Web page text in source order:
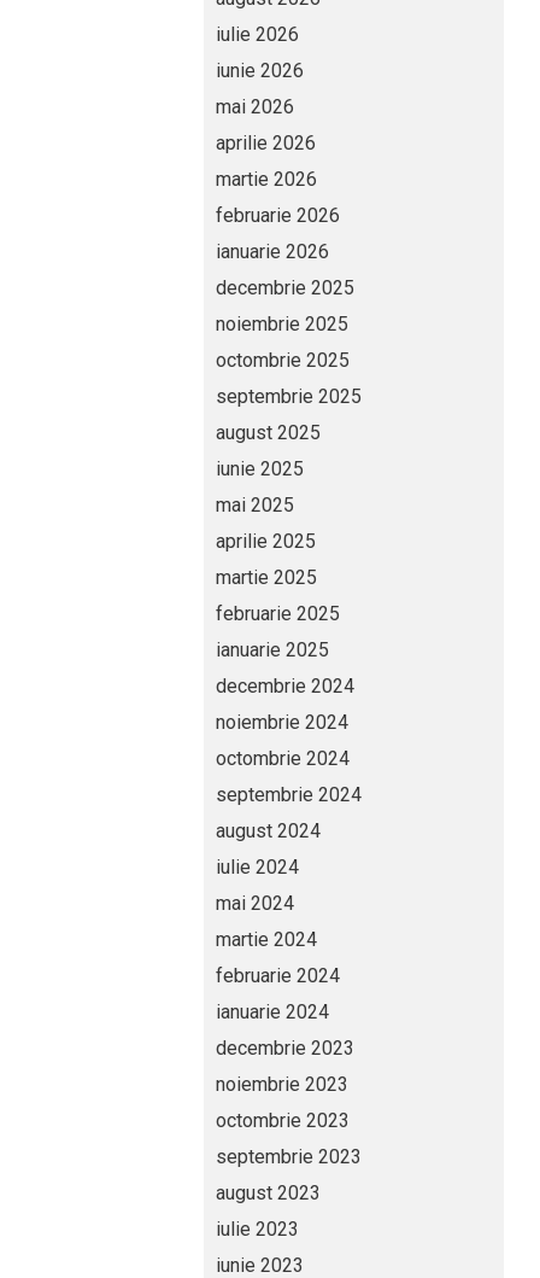
iulie 2026
iunie 2026
mai 2026
aprilie 2026
martie 2026
februarie 2026
ianuarie 2026
decembrie 2025
noiembrie 2025
octombrie 2025
septembrie 2025
august 2025
iunie 2025
mai 2025
aprilie 2025
martie 2025
februarie 2025
ianuarie 2025
decembrie 2024
noiembrie 2024
octombrie 2024
septembrie 2024
august 2024
iulie 2024
mai 2024
martie 2024
februarie 2024
ianuarie 2024
decembrie 2023
noiembrie 2023
octombrie 2023
septembrie 2023
august 2023
iulie 2023
iunie 2023